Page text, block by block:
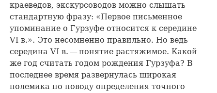
краеведов, экскурсоводов можно слышать
стандартную фразу: «Первое письменное
упоминание о Гурзуфе относится к середине
VI в.». Это несомненно правильно. Но ведь
середина VI в. — понятие растяжимое. Какой
же год считать годом рождения Гурзуфа? В
последнее время развернулась широкая
полемика по поводу определения точного